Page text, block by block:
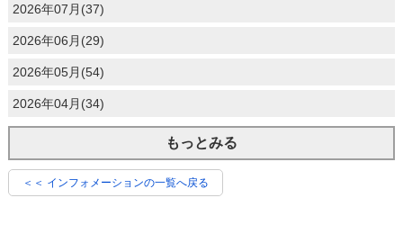
2026年07月(37)
2026年06月(29)
2026年05月(54)
2026年04月(34)
もっとみる
＜＜ インフォメーションの一覧へ戻る